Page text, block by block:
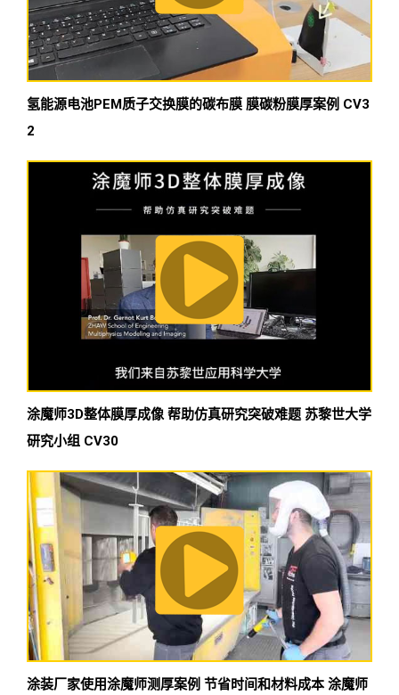
氢能源电池PEM质子交换膜的碳布膜 膜碳粉膜厚案例 CV3
2
涂魔师3D整体膜厚成像 帮助仿真研究突破难题 苏黎世大学
研究小组 CV30
涂装厂家使用涂魔师测厚案例 节省时间和材料成本 涂魔师